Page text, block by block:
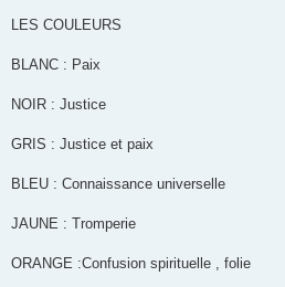
LES COULEURS
BLANC : Paix
NOIR : Justice
GRIS : Justice et paix
BLEU : Connaissance universelle
JAUNE : Tromperie
ORANGE :Confusion spirituelle , folie